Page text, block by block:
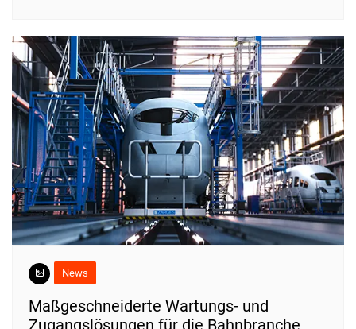
News
Maßgeschneiderte Wartungs- und
Zugangslösungen für die Bahnbranche